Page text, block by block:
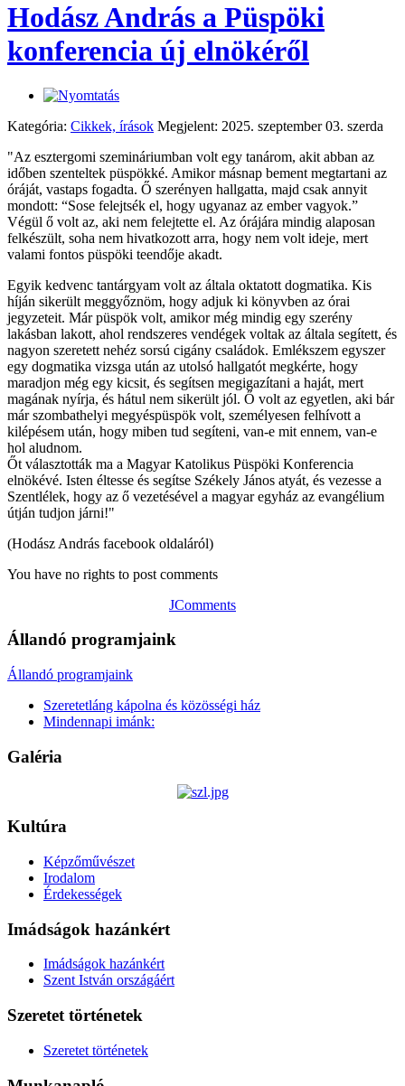
Hodász András a Püspöki
konferencia új elnökéről
Kategória: Cikkek, írások Megjelent: 2025. szeptember 03. szerda
"Az esztergomi szemináriumban volt egy tanárom, akit abban az
időben szenteltek püspökké. Amikor másnap bement megtartani az
óráját, vastaps fogadta. Ő szerényen hallgatta, majd csak annyit
mondott: “Sose felejtsék el, hogy ugyanaz az ember vagyok.”
Végül ő volt az, aki nem felejtette el. Az órájára mindig alaposan
felkészült, soha nem hivatkozott arra, hogy nem volt ideje, mert
valami fontos püspöki teendője akadt.
Egyik kedvenc tantárgyam volt az általa oktatott dogmatika. Kis
híján sikerült meggyőznöm, hogy adjuk ki könyvben az órai
jegyzeteit. Már püspök volt, amikor még mindig egy szerény
lakásban lakott, ahol rendszeres vendégek voltak az általa segített, és
nagyon szeretett nehéz sorsú cigány családok. Emlékszem egyszer
egy dogmatika vizsga után az utolsó hallgatót megkérte, hogy
maradjon még egy kicsit, és segítsen megigazítani a haját, mert
magának nyírja, és hátul nem sikerült jól. Ő volt az egyetlen, aki bár
már szombathelyi megyéspüspök volt, személyesen felhívott a
kilépésem után, hogy miben tud segíteni, van-e mit ennem, van-e
hol aludnom.
Őt választották ma a Magyar Katolikus Püspöki Konferencia
elnökévé. Isten éltesse és segítse Székely János atyát, és vezesse a
Szentlélek, hogy az ő vezetésével a magyar egyház az evangélium
útján tudjon járni!"
(Hodász András facebook oldaláról)
You have no rights to post comments
JComments
Állandó programjaink
Állandó programjaink
Szeretetláng kápolna és közösségi ház
Mindennapi imánk:
Galéria
Kultúra
Képzőművészet
Irodalom
Érdekességek
Imádságok hazánkért
Imádságok hazánkért
Szent István országáért
Szeretet történetek
Szeretet történetek